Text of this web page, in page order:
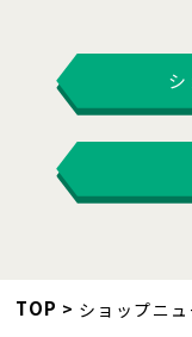
TOP ショップニュ